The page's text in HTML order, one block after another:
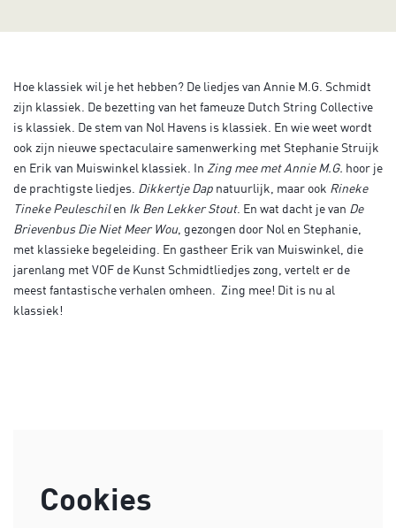
Hoe klassiek wil je het hebben? De liedjes van Annie M.G. Schmidt
zijn klassiek. De bezetting van het fameuze Dutch String Collective
is klassiek. De stem van Nol Havens is klassiek. En wie weet wordt
ook zijn nieuwe spectaculaire samenwerking met Stephanie Struijk
en Erik van Muiswinkel klassiek. In Zing mee met Annie M.G. hoor je
de prachtigste liedjes. Dikkertje Dap natuurlijk, maar ook Rineke
Tineke Peuleschilen Ik Ben Lekker Stout. En wat dacht je van De
Brievenbus Die Niet Meer Wou, gezongen door Nol en Stephanie,
met klassieke begeleiding. En gastheer Erik van Muiswinkel, die
jarenlang met VOF de Kunst Schmidtliedjes zong, vertelt er de
meest fantastische verhalen omheen. Zing mee! Dit is nu al
klassiek!
Cookies